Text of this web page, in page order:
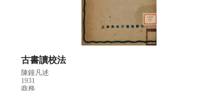
古書讀校法
陳鐘凡述
1931
商務